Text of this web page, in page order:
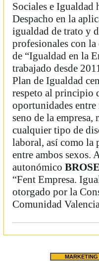
Sociales e Igualdad
Despacho en la
igualdad de trato y
profesionales con
de “Igualdad en la
trabajado desde
Plan de Igualdad
respeto al principio
oportunidades
seno de la
cualquier tipo de
laboral, así como la
entre ambos sexos.
autonómico
“Fent Empresa.
otorgado por la
Comunidad
MARKETING